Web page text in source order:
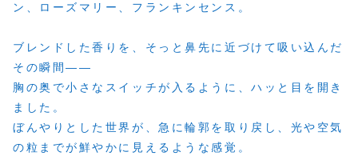
ン、ローズマリー、フランキンセンス。
ブレンドした香りを、そっと鼻先に近づけて吸い込んだ
その瞬間――
胸の奥で小さなスイッチが入るように、ハッと目を開き
ました。
ぼんやりとした世界が、急に輪郭を取り戻し、光や空気
の粒までが鮮やかに見えるような感覚。